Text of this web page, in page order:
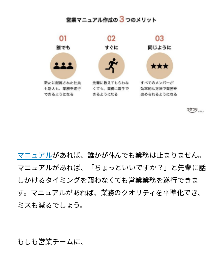
マニュアルがあれば、誰かが休んでも業務は止まりません。
マニュアルがあれば、「ちょっといいですか？」と先輩に話
しかけるタイミングを窺わなくても営業業務を遂行できま
す。マニュアルがあれば、業務のクオリティを平準化でき、
ミスも減るでしょう。
もしも営業チームに、